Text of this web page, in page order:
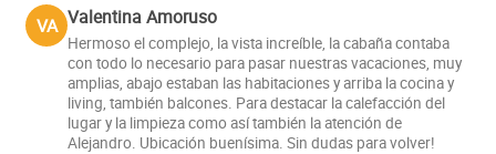
VA Valentina Amoruso
Hermoso el complejo, la vista increíble, la cabaña contaba
con todo lo necesario para pasar nuestras vacaciones, muy
amplias, abajo estaban las habitaciones y arriba la cocina y
living, también balcones. Para destacar la calefacción del
lugar y la limpieza como así también la atención de
Alejandro. Ubicación buenísima. Sin dudas para volver!